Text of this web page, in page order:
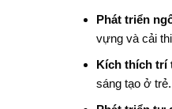
Phát triển
vựng và cải
Kích thích trí
sáng tạo ở trẻ.